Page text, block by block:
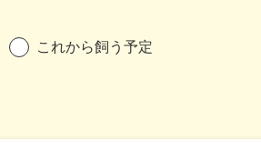
これから飼う予定